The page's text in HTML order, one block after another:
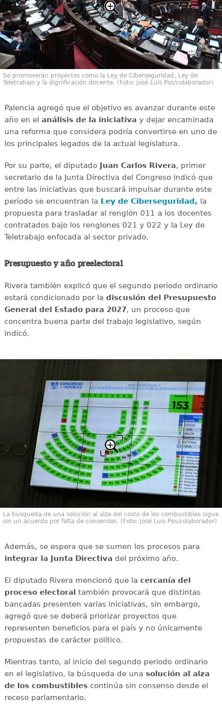
Se promoverán proyectos como la Ley de Ciberseguridad, Ley de
Teletrabajo y la dignificación docente. (Foto: José Luis Pos/colaborador)
Palencia agregó que el objetivo es avanzar durante este
año en el análisis de la iniciativa y dejar encaminada
una reforma que considera podría convertirse en uno de
los principales legados de la actual legislatura.
Por su parte, el diputado Juan Carlos Rivera, primer
secretario de la Junta Directiva del Congreso indicó que
entre las iniciativas que buscará impulsar durante este
período se encuentran la Ley de Ciberseguridad, la
propuesta para trasladar al renglón 011 a los docentes
contratados bajo los renglones 021 y 022 y la Ley de
Teletrabajo enfocada al sector privado.
Presupuesto y año preelectoral
Rivera también explicó que el segundo período ordinario
estará condicionado por la discusión del Presupuesto
General del Estado para 2027, un proceso que
concentra buena parte del trabajo legislativo, según
indicó.
La búsqueda de una solución al alza del costo de los combustibles sigue
sin un acuerdo por falta de consensos. (Foto: José Luis Pos/colaborador)
Además, se espera que se sumen los procesos para
integrar la Junta Directiva del próximo año.
El diputado Rivera mencionó que la cercanía del
proceso electoral también provocará que distintas
bancadas presenten varias iniciativas, sin embargo,
agregó que se deberá priorizar proyectos que
representen beneficios para el país y no únicamente
propuestas de carácter político.
Mientras tanto, al inicio del segundo periodo ordinario
en el legislativo, la búsqueda de una solución al alza
de los combustiblescontinúa sin consenso desde el
receso parlamentario.